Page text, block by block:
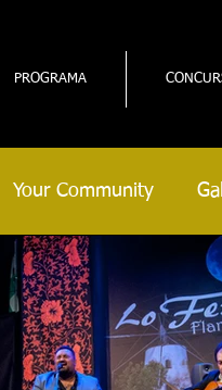
PROGRAMA
Your Community
Homenajes
Festival 2020